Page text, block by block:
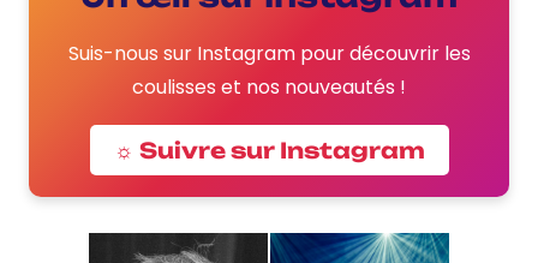
Suis-nous sur Instagram pour découvrir les
coulisses et nos nouveautés !
☼ Suivre sur Instagram